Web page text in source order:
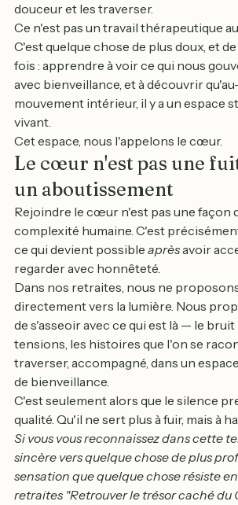
douceur et les traverser.
Ce n'est pas un travail thérapeutique
C'est quelque chose de plus doux, et
fois : apprendre à voir ce qui nous
avec bienveillance, et à découvrir
mouvement intérieur, il y a un espace
vivant.
Cet espace, nous l'appelons le cœur.
Le cœur n'est pas une
un aboutissement
Rejoindre le cœur n'est pas une façon
complexité humaine. C'est
ce qui devient possible après avoir
regarder avec honnêteté.
Dans nos retraites, nous ne
directement vers la lumière. Nous
de s'asseoir avec ce qui est là — le
tensions, les histoires que l'on se
traverser, accompagné, dans un
de bienveillance.
C'est seulement alors que le silence
qualité. Qu'il ne sert plus à fuir, mais à
Si vous vous reconnaissez dans cette
sincère vers quelque chose de plus
sensation que quelque chose résiste
retraites "Retrouver le trésor caché